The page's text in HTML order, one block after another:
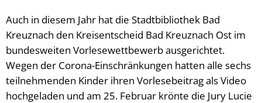
Auch in diesem Jahr hat die Stadtbibliothek Bad
Kreuznach den Kreisentscheid Bad Kreuznach Ost im
bundesweiten Vorlesewettbewerb ausgerichtet.
Wegen der Corona-Einschränkungen hatten alle sechs
teilnehmenden Kinder ihren Vorlesebeitrag als Video
hochgeladen und am 25. Februar krönte die Jury Lucie